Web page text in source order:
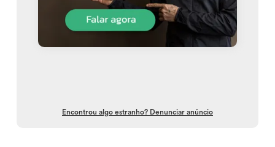
Encontrou algo estranho? Denunciar anúncio